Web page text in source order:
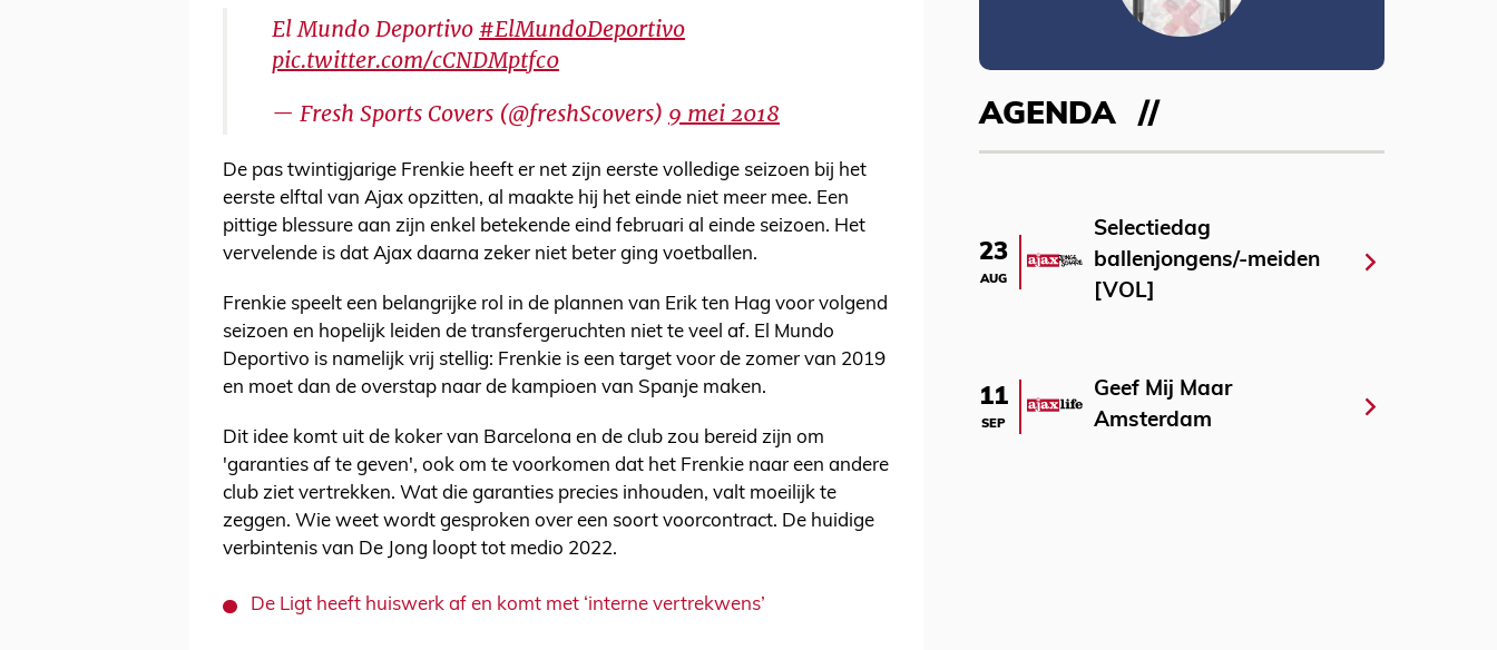
El Mundo Deportivo #ElMundoDeportivo
pic.twitter.com/cCNDMptfc0
— Fresh Sports Covers (@freshScovers) 9 mei 2018
De pas twintigjarige Frenkie heeft er net zijn eerste volledige seizoen bij het
eerste elftal van Ajax opzitten, al maakte hij het einde niet meer mee. Een
pittige blessure aan zijn enkel betekende eind februari al einde seizoen. Het
vervelende is dat Ajax daarna zeker niet beter ging voetballen.
Frenkie speelt een belangrijke rol in de plannen van Erik ten Hag voor volgend
seizoen en hopelijk leiden de transfergeruchten niet te veel af. El Mundo
Deportivo is namelijk vrij stellig: Frenkie is een target voor de zomer van 2019
en moet dan de overstap naar de kampioen van Spanje maken.
Dit idee komt uit de koker van Barcelona en de club zou bereid zijn om
'garanties af te geven', ook om te voorkomen dat het Frenkie naar een andere
club ziet vertrekken. Wat die garanties precies inhouden, valt moeilijk te
zeggen. Wie weet wordt gesproken over een soort voorcontract. De huidige
verbintenis van De Jong loopt tot medio 2022.
De Ligt heeft huiswerk af en komt met ‘interne vertrekwens’
AGENDA
23
AUG
Selectiedag
ballenjongens/-meiden
[VOL]
11
SEP
Geef Mij Maar
Amsterdam